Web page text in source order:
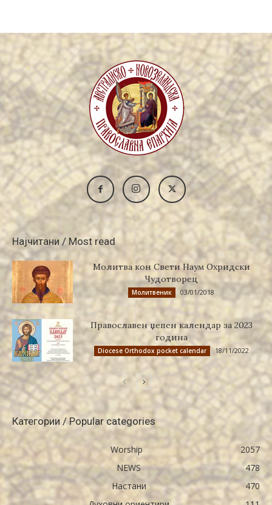
Најчитани / Most read
Молитва кон Свети Наум Охридски
Чудотворец
Молитвеник 03/01/2018
Православен џепен календар за 2023
година
Diocese Orthodox pocket calendar 18/11/2022
Категории / Popular categories
Worship
2057
NEWS
478
Настани
470